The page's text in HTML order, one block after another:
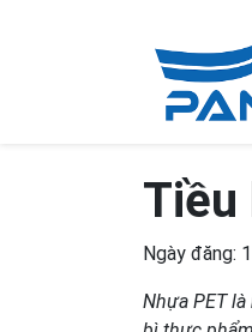
Tiều
Ngày đăng:
Nhựa PET